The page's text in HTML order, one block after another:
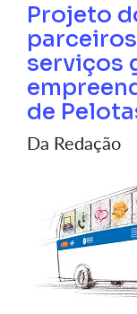
Projeto
serviços
de
Da Redação